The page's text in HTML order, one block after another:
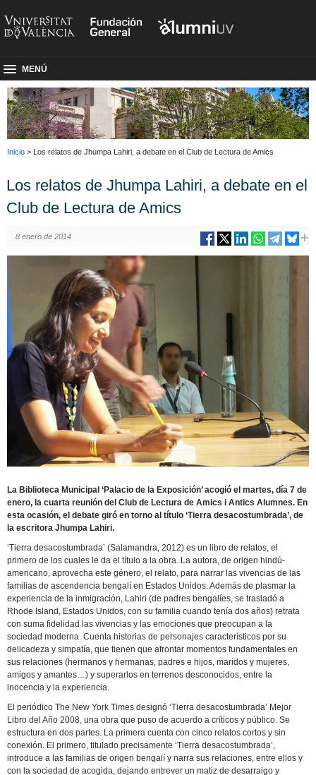
MENÚ
Inicio > Los relatos de Jhumpa Lahiri, a debate en el Club de Lectura de Amics
Los relatos de Jhumpa Lahiri, a debate en el
Club de Lectura de Amics
8 enero de 2014
La Biblioteca Municipal ‘Palacio de la Exposición’ acogió el martes, día 7 de
enero, la cuarta reunión del Club de Lectura de Amics i Antics Alumnes. En
esta ocasión, el debate giró en torno al título ‘Tierra desacostumbrada’, de
la escritora Jhumpa Lahiri.
‘Tierra desacostumbrada’ (Salamandra, 2012) es un libro de relatos, el
primero de los cuales le da el título a la obra. La autora, de origen hindú-
americano, aprovecha este género, el relato, para narrar las vivencias de las
familias de ascendencia bengalí en Estados Unidos. Además de plasmar la
experiencia de la inmigración, Lahiri (de padres bengalíes, se trasladó a
Rhode Island, Estados Unidos, con su familia cuando tenía dos años) retrata
con suma fidelidad las vivencias y las emociones que preocupan a la
sociedad moderna. Cuenta historias de personajes característicos por su
delicadeza y simpatía, que tienen que afrontar momentos fundamentales en
sus relaciones (hermanos y hermanas, padres e hijos, maridos y mujeres,
amigos y amantes…) y superarlos en terrenos desconocidos, entre la
inocencia y la experiencia.
El periódico The New York Times designó ‘Tierra desacostumbrada’ Mejor
Libro del Año 2008, una obra que puso de acuerdo a críticos y público. Se
estructura en dos partes. La primera cuenta con cinco relatos cortos y sin
conexión. El primero, titulado precisamente ‘Tierra desacostumbrada’,
introduce a las familias de origen bengalí y narra sus relaciones, entre ellos y
con la sociedad de acogida, dejando entrever un matiz de desarraigo y